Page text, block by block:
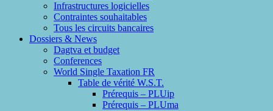
Infrastructures logicielles
Contraintes souhaitables
Tous les circuits bancaires
Dossiers & News
Dagtva et budget
Conferences
World Single Taxation FR
Table de vérité W.S.T.
Prérequis – PLUip
Prérequis – PLUma